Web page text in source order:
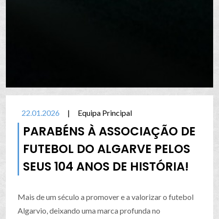
22.01.2026 | Equipa Principal
PARABÉNS À ASSOCIAÇÃO DE
FUTEBOL DO ALGARVE PELOS
SEUS 104 ANOS DE HISTÓRIA!
Mais de um século a promover e a valorizar o futebol
Algarvio, deixando uma marca profunda no